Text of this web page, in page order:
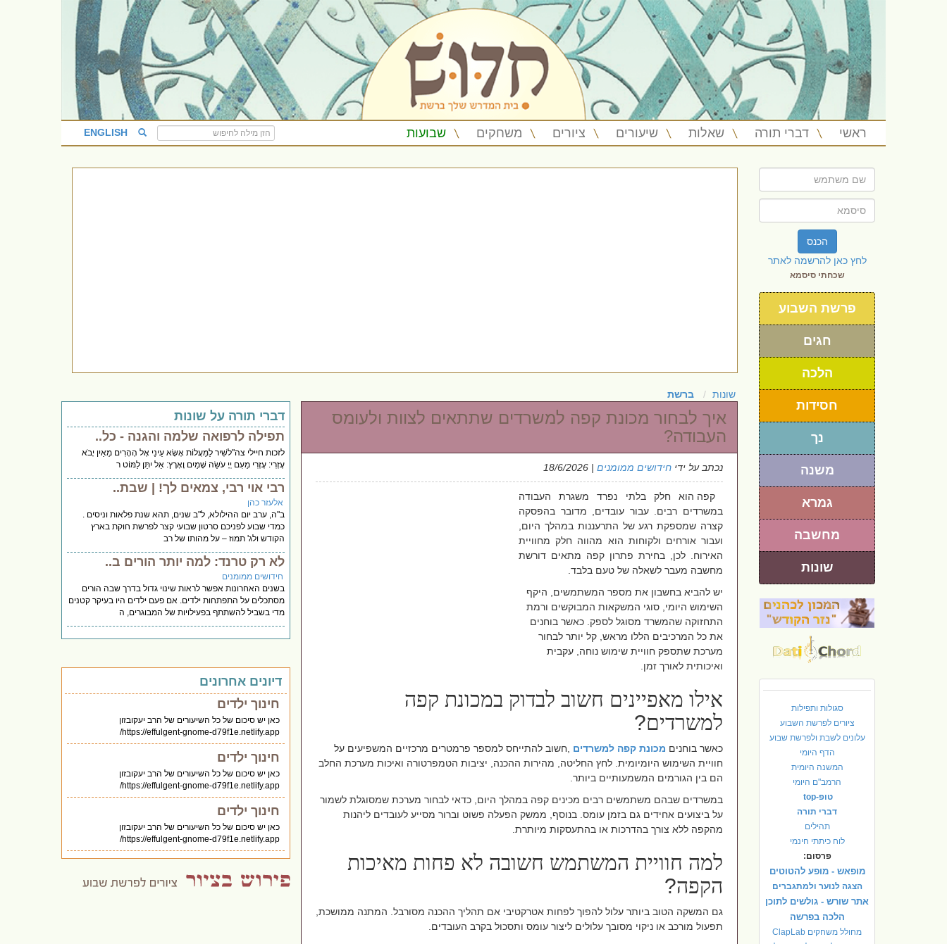
ראשי דברי תורה שאלות שיעורים ציורים משחקים שבועות ENGLISH
הכנס
לחץ כאן להרשמה לאתר
שכחתי סיסמא
פרשת השבוע
חגים
הלכה
חסידות
נך
משנה
גמרא
מחשבה
שונות
סגולות ותפילות
ציורים לפרשת השבוע
עלונים לשבת ולפרשת שבוע
הדף היומי
המשנה היומית
הרמב"ם היומי
טופ-top
דברי תורה
תהילים
לוח כיתתי חינמי
פרסום:
מופאש - מופע להטוטים
הצגה לנוער ולמתגברים
אתר שורש - גולשים לתוכן
הלכה בפרשה
מחולל משחקים ClapLab
שונות ברשת
איך לבחור מכונת קפה למשרדים שתתאים לצוות ולעומס
העבודה?
נכתב על ידי חידושים ממומנים | 18/6/2026
קפה הוא חלק בלתי נפרד משגרת העבודה
במשרדים רבים. עבור עובדים, מדובר בהפסקה
קצרה שמספקת רגע של התרעננות במהלך היום,
ועבור אורחים ולקוחות הוא מהווה חלק מחוויית
האירוח. לכן, בחירת פתרון קפה מתאים דורשת
מחשבה מעבר לשאלה של טעם בלבד.
יש להביא בחשבון את מספר המשתמשים, היקף
השימוש היומי, סוגי המשקאות המבוקשים ורמת
התחזוקה שהמשרד מסוגל לספק. כאשר בוחנים
את כל המרכיבים הללו מראש, קל יותר לבחור
מערכת שתספק חוויית שימוש נוחה, עקבית
ואיכותית לאורך זמן
אילו מאפיינים חשוב לבדוק במכונת קפה
למשרדים?
כאשר בוחנים מכונת קפה למשרדים
חשוב להתייחס למספר פרמטרים מרכזיים המשפיעים על
חוויית השימוש היומיומית. לחץ החליטה, מהירות ההכנה, יציבות הטמפרטורה ואיכות מערכת החלב
הם בין הגורמים המשמעותיים ביותר
במשרדים שבהם משתמשים רבים מכינים קפה במהלך היום, כדאי לבחור מערכת שמסוגלת לשמור
על ביצועים אחידים גם בזמן עומס. בנוסף, ממשק הפעלה פשוט וברור מסייע לעובדים ליהנות
מהקפה ללא צורך בהדרכות או בהתעסקות מיותרת
למה חוויית המשתמש חשובה לא פחות מאיכות
הקפה?
גם המשקה הטוב ביותר עלול להפוך לפחות אטרקטיבי אם תהליך ההכנה מסורבל. המתנה ממושכת,
תפעול מורכב או ניקוי מסובך עלולים ליצור עומס ותסכול בקרב העובדים
דברי תורה על שונות
תפילה לרפואה שלמה והגנה - כל..
לזכות חיילי צה"לשִׁיר לַמַּעֲלוֹת אֶשָּׂא עֵינַי אֶל הֶהָרִים מֵאַיִן יָבֹא
עֶזְרִי: עֶזְרִי מֵעִם יְיָ עֹשֵׂה שָׁמַיִם וָאָרֶץ: אַל יִתֵּן לַמּוֹט ר
רבי אוי רבי, צמאים לך! | שבת..
אלעזר כהן
ב"ה, ערב יום ההילולא, ל"ב שנים, תהא שנת פלאות וניסים .
כמדי שבוע לפניכם סרטון שבועי קצר לפרשת חוקת בארץ
הקודש ולג' תמוז – על מהותו של רב
לא רק טרנד: למה יותר הורים ב..
חידושים ממומנים
בשנים האחרונות אפשר לראות שינוי גדול בדרך שבה הורים
מסתכלים על התפתחות ילדים. אם פעם ילדים היו בעיקר קטנים
מדי בשביל להשתתף בפעילויות של המבוגרים, ה
דיונים אחרונים
חינוך ילדים
כאן יש סיכום של כל השיעורים של הרב יעקובזון
https://effulgent-gnome-d79f1e.netlify.app/
חינוך ילדים
כאן יש סיכום של כל השיעורים של הרב יעקובזון
https://effulgent-gnome-d79f1e.netlify.app/
חינוך ילדים
כאן יש סיכום של כל השיעורים של הרב יעקובזון
https://effulgent-gnome-d79f1e.netlify.app/